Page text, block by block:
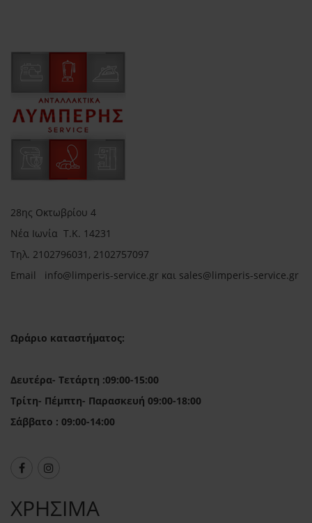
28ης Οκτωβρίου 4
Νέα Ιωνία Τ.Κ. 14231
Τηλ. 2102796031, 2102757097
Email info@limperis-service.gr και sales@limperis-service.gr
Ωράριο καταστήματος:
Δευτέρα- Τετάρτη :09:00-15:00
Τρίτη- Πέμπτη- Παρασκευή 09:00-18:00
Σάββατο : 09:00-14:00
ΧΡΗΣΙΜΑ